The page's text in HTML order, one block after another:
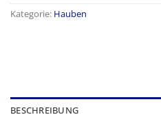
Kategorie: Hauben
BESCHREIBUNG